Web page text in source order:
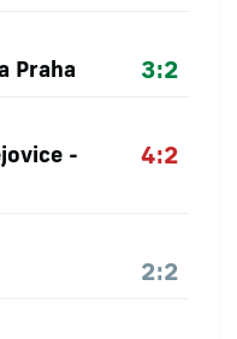
Praha 3:2
-
4:2
2:2